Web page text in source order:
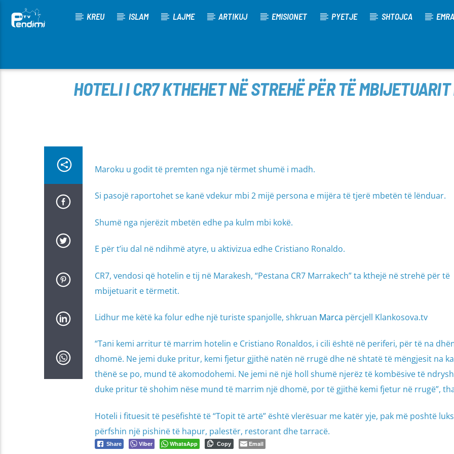
KREU ISLAM LAJME ARTIKUJ EMISIONET PYETJE SHTOJCA EMRA
HOTELI I CR7 KTHEHET NË STREHË PËR TË
Maroku u godit të premten nga një tërmet shumë i madh.
Si pasojë raportohet se kanë vdekur mbi 2 mijë persona e mijëra të tjerë mbetën të lënduar.
Shumë nga njerëzit mbetën edhe pa kulm mbi kokë.
E për t’iu dal në ndihmë atyre, u aktivizua edhe Cristiano Ronaldo.
CR7, vendosi që hotelin e tij në Marakesh, “Pestana CR7 Marrakech” ta kthejë në strehë për të
mbijetuarit e tërmetit.
Lidhur me këtë ka folur edhe një turiste spanjolle, shkruan Marca përcjell Klankosova.tv
“Tani kemi arritur të marrim hotelin e Cristiano Ronaldos, i cili është në periferi, për të na
dhomë. Ne jemi duke pritur, kemi fjetur gjithë natën në rrugë dhe në shtatë të mëngjesit na
thënë se po, mund të akomodohemi. Ne jemi në një holl shumë njerëz të kombësive të
duke pritur të shohim nëse mund të marrim një dhomë, por të gjithë kemi fjetur në rrugë”,
Hoteli i fituesit të pesëfishtë të “Topit të artë” është vlerësuar me katër yje, pak më poshtë
përfshin një pishinë të hapur, palestër, restorant dhe tarracë.
Share Viber WhatsApp Copy Email